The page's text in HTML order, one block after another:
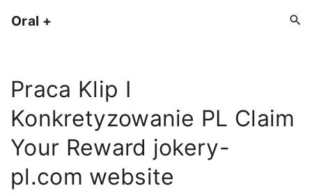
Oral +
Praca Klip I
Konkretyzowanie PL Claim
Your Reward jokery-
pl.com website